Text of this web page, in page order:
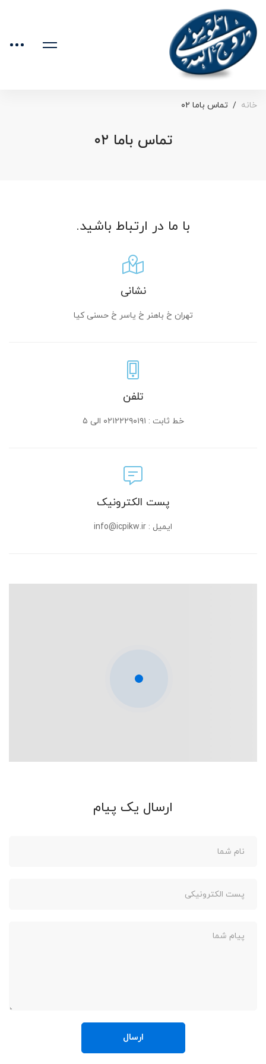
خانه تماس باما ۰۲
تماس باما ۰۲
با ما در ارتباط باشید.
نشانی
تهران خ باهنر خ یاسر خ حسنی کیا
تلفن
خط ثابت : ۰۲۱۲۲۲۹۰۱۹۱ الی ۵
پست الکترونیک
ایمیل : info@icpikw.ir
ارسال یک پیام